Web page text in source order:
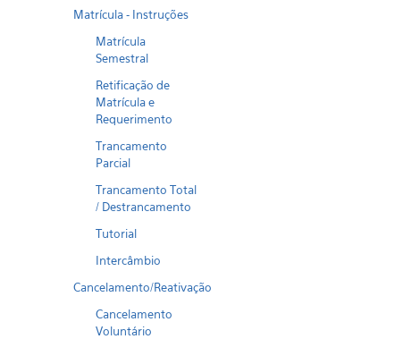
Matrícula - Instruções
Matrícula
Semestral
Retificação de
Matrícula e
Requerimento
Trancamento
Parcial
Trancamento Total
/ Destrancamento
Tutorial
Intercâmbio
Cancelamento/Reativação
Cancelamento
Voluntário